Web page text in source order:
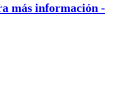
más información -